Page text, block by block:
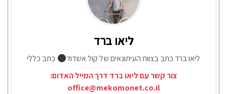
ליאו ברד
ליאו ברד כתב בצוות העיתונאים של קול אשדוד
כתב כללי
צור קשר עם ליאו ברד דרך המייל האדום:
office@mekomonet.co.il